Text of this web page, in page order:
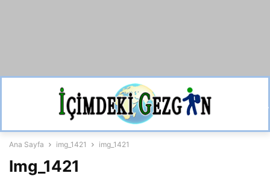
Ana Sayfa img_1421 img_1421
Img_1421